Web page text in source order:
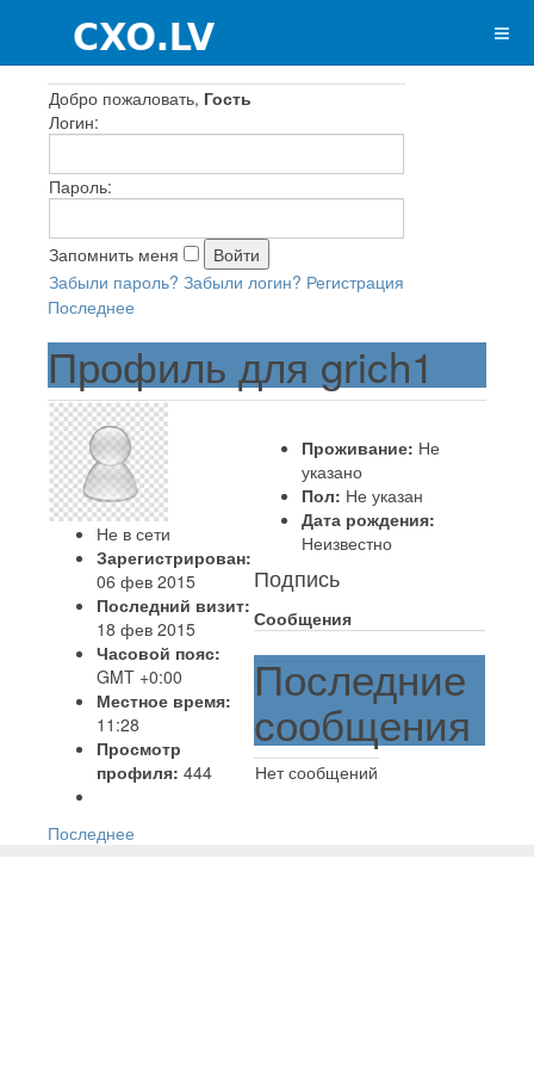
Добро пожаловать, Гость
Логин:
Пароль:
Запомнить меня
Забыли пароль? Забыли логин? Регистрация
Последнее
Профиль для grich1
Не в сети
Зарегистрирован:
06 фев 2015
Последний визит:
18 фев 2015
Часовой пояс:
GMT +0:00
Местное время:
11:28
Просмотр
профиля: 444
Проживание: Не
указано
Пол: Не указан
Дата рождения:
Неизвестно
Подпись
Сообщения
Последние
сообщения
Нет сообщений
Последнее